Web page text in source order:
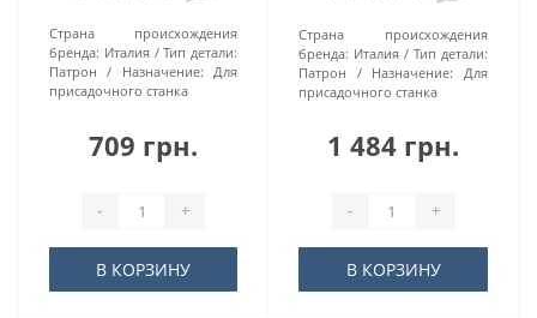
Страна происхождения
бренда: Италия
Тип детали:
Патрон
Назначение:
Для
присадочного станка
709 грн.
- +
В КОРЗИНУ
Страна происхождения
бренда: Италия
Тип детали:
Патрон
Назначение:
Для
присадочного станка
1 484 грн.
- +
В КОРЗИНУ